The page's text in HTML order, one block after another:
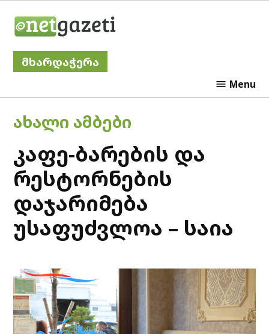
მხარდაჭერა
Menu
POSTED
ᲐᲮᲐᲚᲘ ᲐᲛᲑᲔᲑᲘ
კაფე-ბარების და
რესტორნების
დაჯარიმება
უსაფუძვლოა – საია